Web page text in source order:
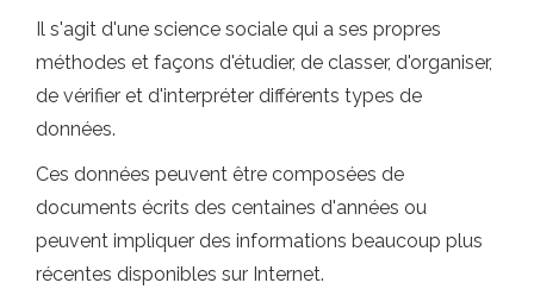
Il s'agit d'une science sociale qui a ses propres
méthodes et façons d'étudier, de classer, d'organiser,
de vérifier et d'interpréter différents types de
données.
Ces données peuvent être composées de
documents écrits des centaines d'années ou
peuvent impliquer des informations beaucoup plus
récentes disponibles sur Internet.